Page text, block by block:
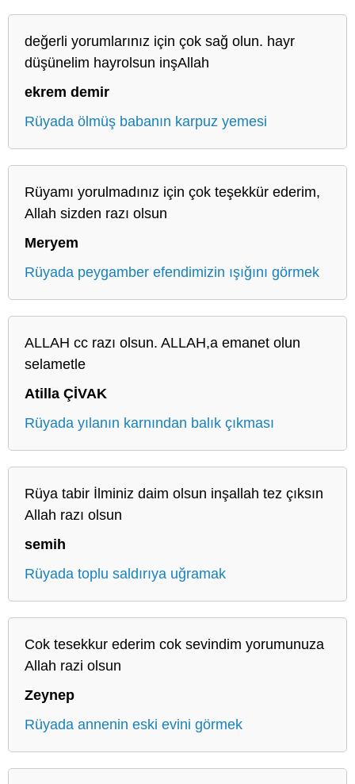
değerli yorumlarınız için çok sağ olun. hayr
düşünelim hayrolsun inşAllah
ekrem demir
Rüyada ölmüş babanın karpuz yemesi
Rüyamı yorulmadınız için çok teşekkür ederim,
Allah sizden razı olsun
Meryem
Rüyada peygamber efendimizin ışığını görmek
ALLAH cc razı olsun. ALLAH,a emanet olun
selametle
Atilla ÇİVAK
Rüyada yılanın karnından balık çıkması
Rüya tabir İlminiz daim olsun inşallah tez çıksın
Allah razı olsun
semih
Rüyada toplu saldırıya uğramak
Cok tesekkur ederim cok sevindim yorumunuza
Allah razi olsun
Zeynep
Rüyada annenin eski evini görmek